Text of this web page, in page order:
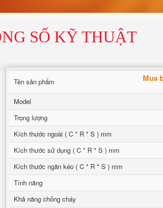
SỐ KỸ THUẬT
Tên sản phẩm Mua
Model
Trọng lượng
Kích thước ngoài ( C * R * S ) mm
Kích thước sử dụng ( C * R * S ) mm
Kích thước ngăn kéo ( C * R * S ) mm
Tính năng
Khả năng chống cháy